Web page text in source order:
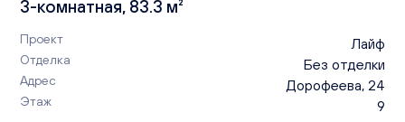
3-комнатная, 83.3 м²
Проект Лайф
Отделка Без отделки
Адрес Дорофеева, 24
Этаж 9